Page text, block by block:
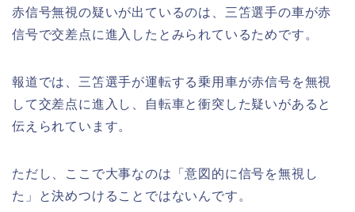
赤信号無視の疑いが出ているのは、三笘選手の車が赤
信号で交差点に進入したとみられているためです。
報道では、三笘選手が運転する乗用車が赤信号を無視
して交差点に進入し、自転車と衝突した疑いがあると
伝えられています。
ただし、ここで大事なのは「意図的に信号を無視し
た」と決めつけることではないんです。